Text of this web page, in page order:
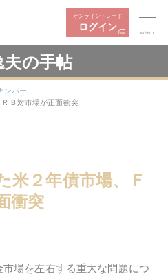
オンライントレード
ログイン
MENU
夫の手帖
ンバー
Ｂ対市場が正面衝突
米２年債市場、Ｆ
衝突
場を左右する重大な問題につ